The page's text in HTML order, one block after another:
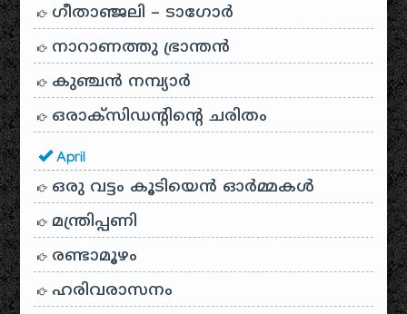
ഗീതാഞ്ജലി – ടാഗോർ
നാറാണത്തു ഭ്രാന്തൻ
കുഞ്ചൻ നമ്പ്യാർ
ഒരാക്സിഡന്റിന്റെ ചരിതം
April
ഒരു വട്ടം കൂടിയെന്‍ ഓര്‍മ്മകള്‍
മന്ത്രിപ്പണി
രണ്ടാമൂഴം
ഹരിവരാസനം